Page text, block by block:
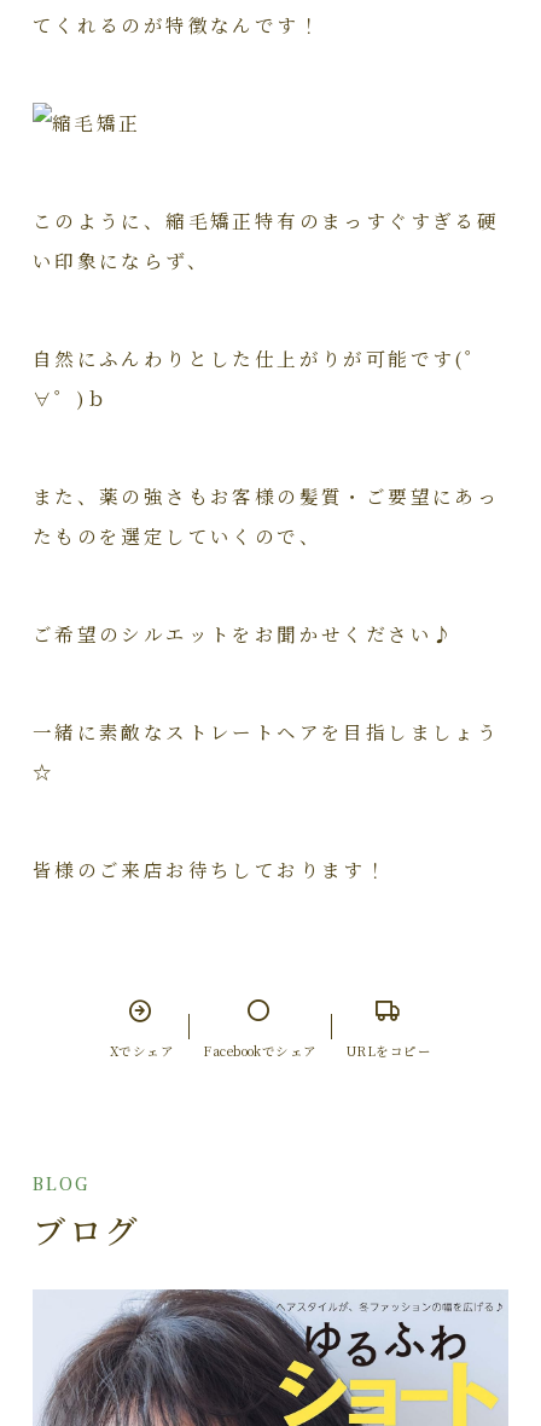
てくれるのが特徴なんです！
このように、縮毛矯正特有のまっすぐすぎる硬
い印象にならず、
自然にふんわりとした仕上がりが可能です(゜
∀゜)ｂ
また、薬の強さもお客様の髪質・ご要望にあっ
たものを選定していくので、
ご希望のシルエットをお聞かせください♪
一緒に素敵なストレートヘアを目指しましょう
☆
皆様のご来店お待ちしております！
Xでシェア Facebookでシェア URLをコピー
BLOG
ブログ